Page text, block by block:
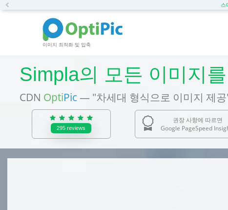
스
이미지 최적화 및 압축
Simpla의 모든 이미지
CDN OptiPic — "차세대 형식으로 이미지 제
295reviews
권장 사항에 따르면
Google PageSpeed